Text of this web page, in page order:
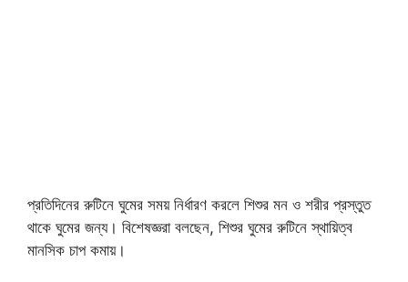
প্রতিদিনের রুটিনে ঘুমের সময় নির্ধারণ করলে শিশুর মন ও শরীর প্রস্তুত
থাকে ঘুমের জন্য। বিশেষজ্ঞরা বলছেন, শিশুর ঘুমের রুটিনে স্থায়িত্ব
মানসিক চাপ কমায়।